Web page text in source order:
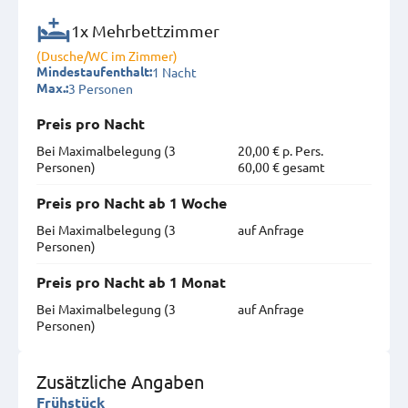
1x Mehrbettzimmer
(Dusche/WC im Zimmer)
Mindestaufenthalt:1 Nacht
Max.:3 Personen
Preis pro Nacht
Bei Maximal­belegung (3
Personen)
20,00 € p. Pers.
60,00 € gesamt
Preis pro Nacht ab 1 Woche
Bei Maximal­belegung (3
Personen)
auf Anfrage
Preis pro Nacht ab 1 Monat
Bei Maximal­belegung (3
Personen)
auf Anfrage
Zusätzliche Angaben
Frühstück